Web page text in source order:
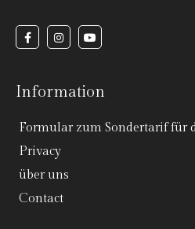
Information
Formular zum Sondertarif für
Privacy
über uns
Contact